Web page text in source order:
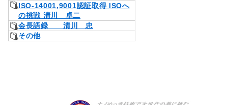
ISO-14001,9001認証取得 ISOへ
の挑戦 清川 卓二
会長語録 清川 忠
その他